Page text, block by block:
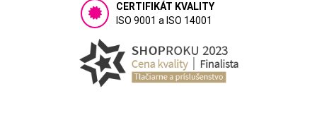
CERTIFIKÁT KVALITY
ISO 9001 a ISO 14001